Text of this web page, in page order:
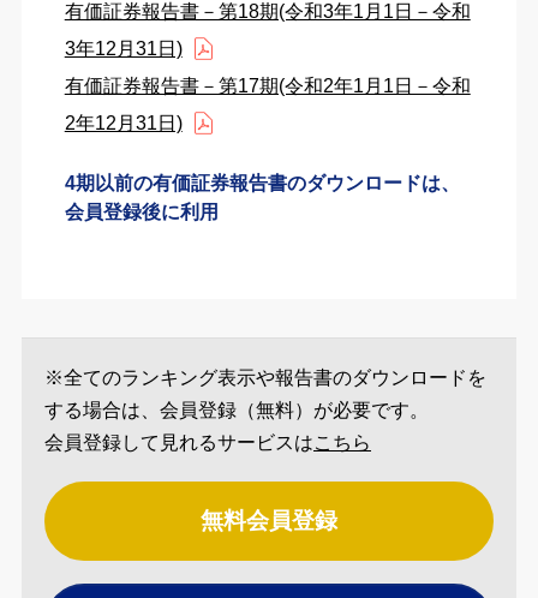
有価証券報告書－第18期(令和3年1月1日－令和
3年12月31日)
有価証券報告書－第17期(令和2年1月1日－令和
2年12月31日)
4期以前の有価証券報告書のダウンロードは、
会員登録後に利用
※全てのランキング表示や報告書のダウンロードを
する場合は、会員登録（無料）が必要です。
会員登録して見れるサービスはこちら
無料会員登録